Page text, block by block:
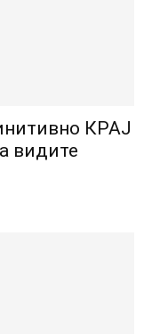
КРАЈ
видите